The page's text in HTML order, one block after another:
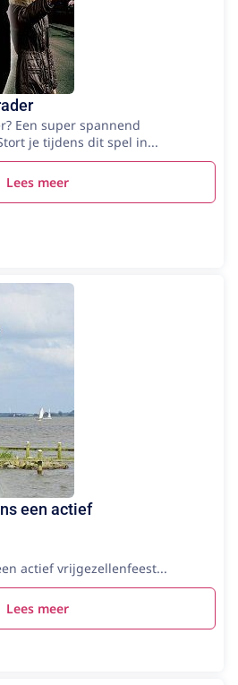
Een super spannend
je tijdens dit spel in...
Lees meer
een actief
actief vrijgezellenfeest...
Lees meer